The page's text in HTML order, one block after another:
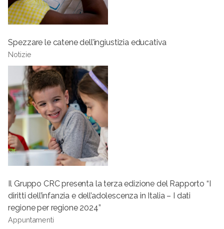
Spezzare le catene dell’ingiustizia educativa
Notizie
Il Gruppo CRC presenta la terza edizione del Rapporto “I
diritti dell’infanzia e dell’adolescenza in Italia – I dati
regione per regione 2024”
Appuntamenti